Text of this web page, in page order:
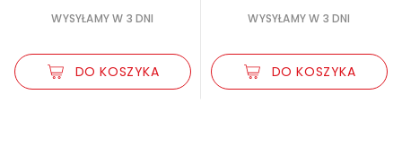
WYSYŁAMY W 3 DNI
DO KOSZYKA
WYSYŁAMY W 3 DNI
DO KOSZYKA